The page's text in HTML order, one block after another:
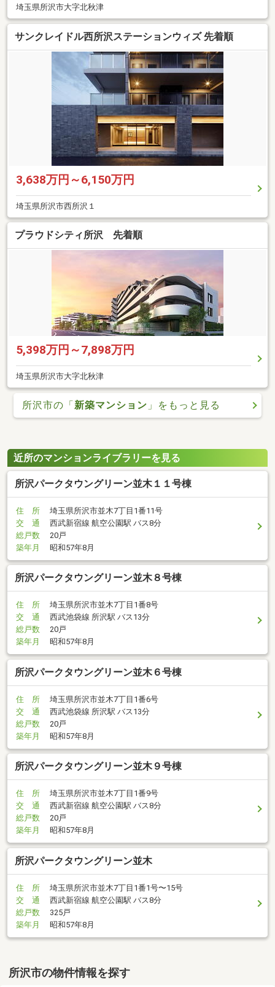
埼玉県所沢市大字北秋津
サンクレイドル西所沢ステーションウィズ 先着順
3,638万円～6,150万円
埼玉県所沢市西所沢１
プラウドシティ所沢 先着順
5,398万円～7,898万円
埼玉県所沢市大字北秋津
所沢市の「新築マンション 」をもっと見る
近所のマンションライブラリーを見る
所沢パークタウングリーン並木１１号棟
住 所
埼玉県所沢市並木7丁目1番11号
交 通
西武新宿線 航空公園駅 バス8分
総戸数
20戸
築年月
昭和57年8月
所沢パークタウングリーン並木８号棟
住 所
埼玉県所沢市並木7丁目1番8号
交 通
西武池袋線 所沢駅 バス13分
総戸数
20戸
築年月
昭和57年8月
所沢パークタウングリーン並木６号棟
住 所
埼玉県所沢市並木7丁目1番6号
交 通
西武池袋線 所沢駅 バス13分
総戸数
20戸
築年月
昭和57年8月
所沢パークタウングリーン並木９号棟
住 所
埼玉県所沢市並木7丁目1番9号
交 通
西武新宿線 航空公園駅 バス8分
総戸数
20戸
築年月
昭和57年8月
所沢パークタウングリーン並木
住 所
埼玉県所沢市並木7丁目1番1号〜15号
交 通
西武新宿線 航空公園駅 バス8分
総戸数
325戸
築年月
昭和57年8月
所沢市の物件情報を探す